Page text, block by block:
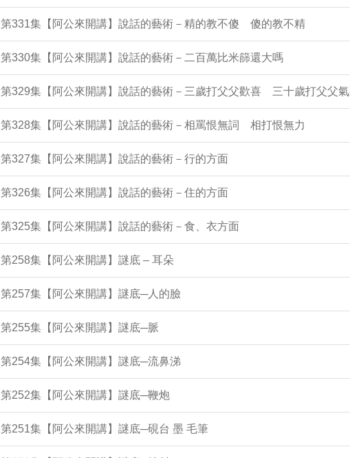
第331集【阿公來開講】說話的藝術－精的教不傻 傻的教不精
第330集【阿公來開講】說話的藝術－二百萬比米篩還大嗎
第329集【阿公來開講】說話的藝術－三歲打父父歡喜 三十歲打父父
第328集【阿公來開講】說話的藝術－相罵恨無詞 相打恨無力
第327集【阿公來開講】說話的藝術－行的方面
第326集【阿公來開講】說話的藝術－住的方面
第325集【阿公來開講】說話的藝術－食、衣方面
第258集【阿公來開講】謎底 – 耳朵
第257集【阿公來開講】謎底─人的臉
第255集【阿公來開講】謎底─脈
第254集【阿公來開講】謎底─流鼻涕
第252集【阿公來開講】謎底─鞭炮
第251集【阿公來開講】謎底─硯台 墨 毛筆